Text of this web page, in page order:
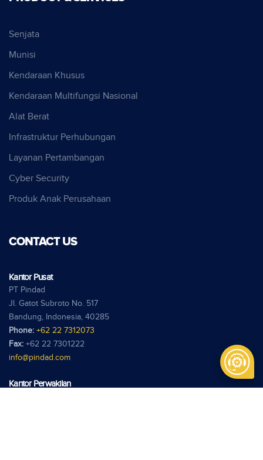
Senjata
Munisi
Kendaraan Khusus
Kendaraan Multifungsi Nasional
Alat Berat
Infrastruktur Perhubungan
Layanan Pertambangan
Cyber Security
Produk Anak Perusahaan
CONTACT US
Kantor Pusat
PT Pindad
Jl. Gatot Subroto No. 517
Bandung, Indonesia, 40285
Phone: +62 22 7312073
Fax: +62 22 7301222
info@pindad.com
Kantor Perwakilan